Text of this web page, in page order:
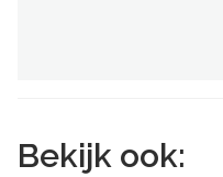
Bekijk ook: